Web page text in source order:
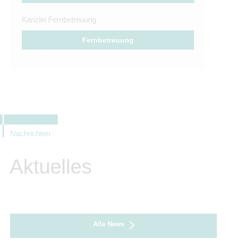
Kanzlei Fernbetreuung
Fernbetreuung
Nachrichten
Aktuelles
Alle News